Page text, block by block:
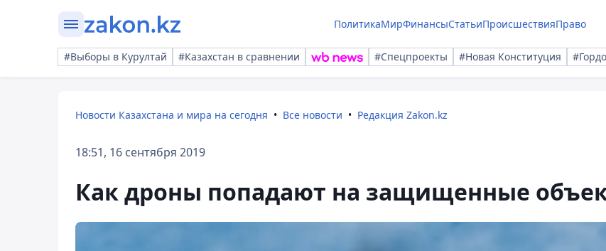
ПолитикаМирФинансыСтатьиПроисшествияПраво
#Выборы в Курултай #Казахстан в сравнении #Спецпроекты #Новая Конституция
Новости Казахстана и мира на сегодня Все новости Редакция Zakon.kz
18:51, 16 сентября 2019
Как дроны попадают на защищенные